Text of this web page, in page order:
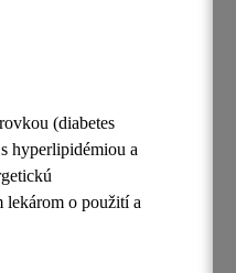
(diabetes
hyperlipidémiou a
lekárom o použití a